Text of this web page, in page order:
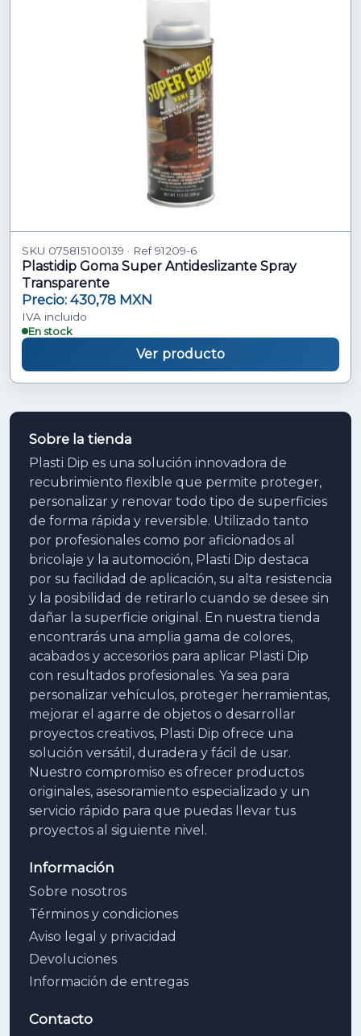
SKU 075815100139 · Ref 91209-6
Plastidip Goma Super Antideslizante Spray
Transparente
Precio: 430,78 MXN
IVA incluido
En stock
Ver producto
Sobre la tienda
Plasti Dip es una solución innovadora de
recubrimiento flexible que permite proteger,
personalizar y renovar todo tipo de superficies
de forma rápida y reversible. Utilizado tanto
por profesionales como por aficionados al
bricolaje y la automoción, Plasti Dip destaca
por su facilidad de aplicación, su alta resistencia
y la posibilidad de retirarlo cuando se desee sin
dañar la superficie original. En nuestra tienda
encontrarás una amplia gama de colores,
acabados y accesorios para aplicar Plasti Dip
con resultados profesionales. Ya sea para
personalizar vehículos, proteger herramientas,
mejorar el agarre de objetos o desarrollar
proyectos creativos, Plasti Dip ofrece una
solución versátil, duradera y fácil de usar.
Nuestro compromiso es ofrecer productos
originales, asesoramiento especializado y un
servicio rápido para que puedas llevar tus
proyectos al siguiente nivel.
Información
Sobre nosotros
Términos y condiciones
Aviso legal y privacidad
Devoluciones
Información de entregas
Contacto